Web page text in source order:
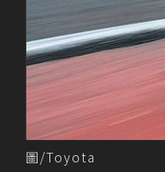
圖/Toyota